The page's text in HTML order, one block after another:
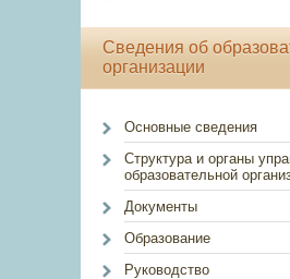
Сведения об
организации
Основные сведения
Структура и органы
образовательной
Документы
Образование
Руководство